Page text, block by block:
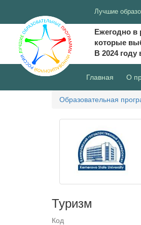
Лучшие
Ежегодно в
которые
В 2024
Главная О
Образовательная
Туризм
Код